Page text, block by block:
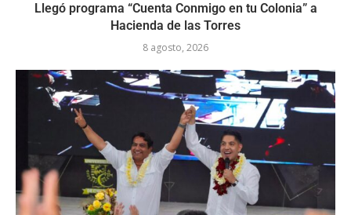
Llegó programa “Cuenta Conmigo en tu Colonia” a
Hacienda de las Torres
8 agosto, 2026